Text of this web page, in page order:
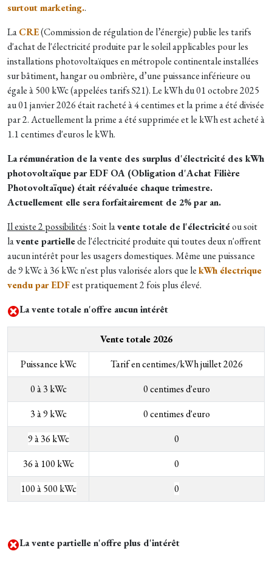
surtout marketing..
LaCRE(Commission de régulation de l’énergie) publie les tarifs
d'achat de l'électricité produite par le soleil applicables pour les
installations photovoltaïques en métropole continentale installées
sur bâtiment, hangar ou ombrière, d’une puissance inférieure ou
égale à 500 kWc (appelées tarifs S21). Le kWh du 01 octobre 2025
au 01 janvier 2026 était racheté à 4 centimes et la prime a été divisée
par 2. Actuellement la prime a été supprimée et le kWh est acheté à
1.1 centimes d'euros le kWh.
La rémunération de la vente des surplus d'électricité des kWh
photovoltaïque par EDF OA (Obligation d'Achat Filière
Photovoltaïque) était réévaluée chaque trimestre.
Actuellement elle sera forfaitairement de 2% par an.
Il existe 2 possibilités: Soit lavente totale de l'électricitéou soit
lavente partiellede l'électricité produite qui toutes deux n'offrent
aucun intérêt pour les usagers domestiques. Même une puissance
de 9 kWc à 36 kWc n'est plus valorisée alors que lekWh électrique
vendu par EDFest pratiquement 2 fois plus élevé.
La vente totale n'offre aucun intérêt
Vente totale 2026
Puissance kWc
Tarif en centimes/kWh juillet 2026
0 à 3 kWc
0 centimes d'euro
3 à 9 kWc
0 centimes d'euro
9 à 36 kWc
0
36 à 100 kWc
0
100 à 500 kWc
0
La vente partielle n'offre plus d'intérêt